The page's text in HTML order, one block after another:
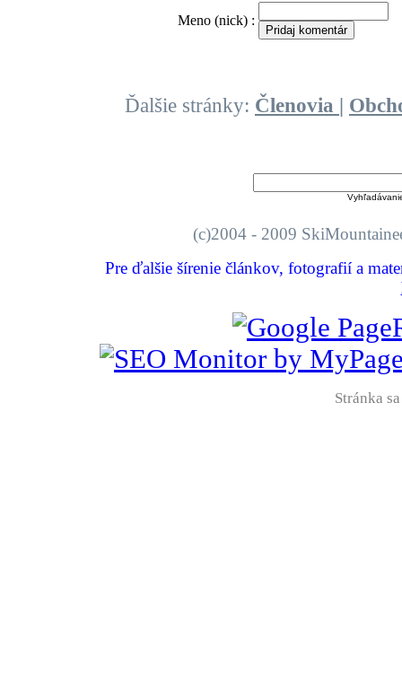
Meno (nick) :
Ďalšie stránky: Členovia |
(c)2004 - 2009
Pre ďalšie šírenie článkov, fotografií a
Stránka